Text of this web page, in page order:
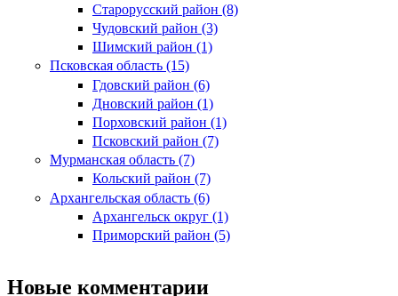
Старорусский район (8)
Чудовский район (3)
Шимский район (1)
Псковская область (15)
Гдовский район (6)
Дновский район (1)
Порховский район (1)
Псковский район (7)
Мурманская область (7)
Кольский район (7)
Архангельская область (6)
Архангельск округ (1)
Приморский район (5)
Новые комментарии